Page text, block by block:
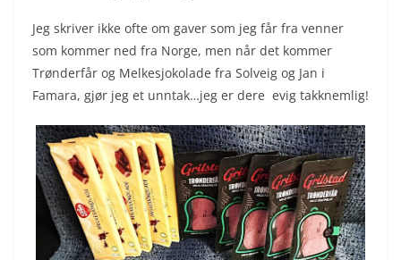
Jeg skriver ikke ofte om gaver som jeg får fra venner
som kommer ned fra Norge, men når det kommer
Trønderfår og Melkesjokolade fra Solveig og Jan i
Famara, gjør jeg et unntak…jeg er dere evig takknemlig!